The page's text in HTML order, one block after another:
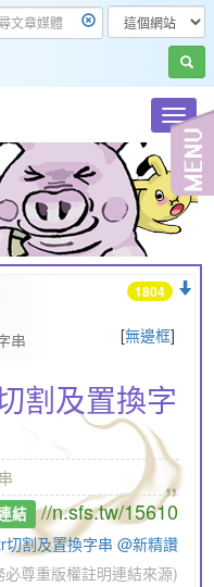
[無邊框]
串
1804
割及置換字
„
結 //n.sfs.tw/15610
割及置換字串 @新精讚
尊重版權註明連結來源)